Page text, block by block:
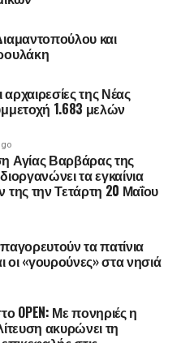
και
της Νέας
1.683 μελών
Αγίας Βαρβάρας της
τα εγκαίνια
την Τετάρτη 20 Μαΐου
τα πατίνια
οι «γουρούνες» στα νησιά
OPEN: Με πονηριές η
ακυρώνει τη